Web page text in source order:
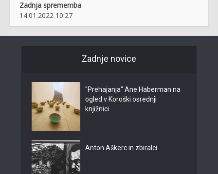
Zadnja sprememba
14.01.2022 10:27
Zadnje novice
"Prehajanja" Ane Haberman na
ogled v Koroški osrednji
knjižnici
Anton Aškerc in zbiralci